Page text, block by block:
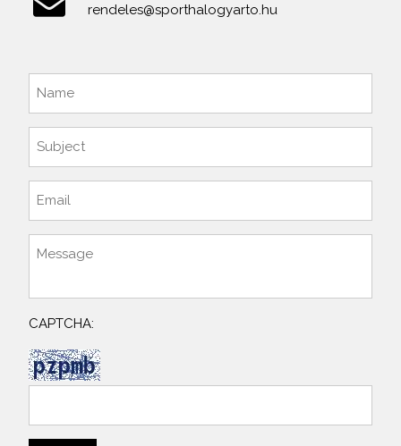
rendeles@sporthalogyarto.hu
CAPTCHA: